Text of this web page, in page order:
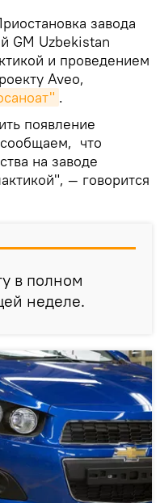
завода
GM Uzbekistan
и проведением
Aveo,
.
появление
что
на заводе
— говорится
в полном
неделе.